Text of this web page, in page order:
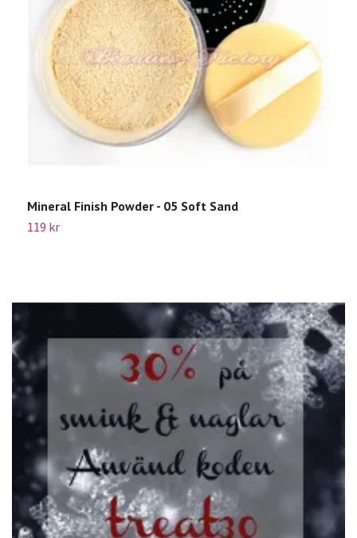
Mineral Finish Powder - 05 Soft Sand
119 kr